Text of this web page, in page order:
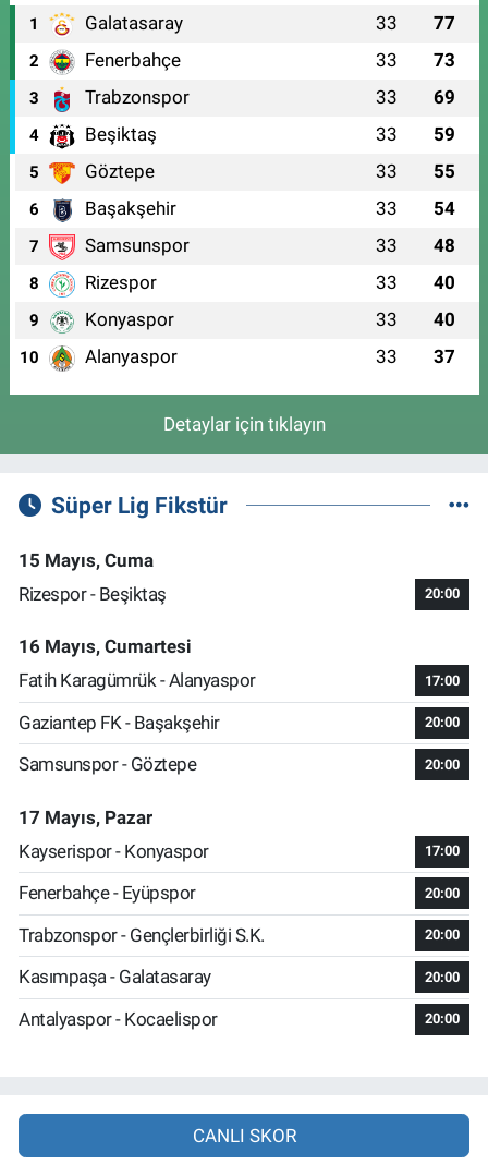
1 Galatasaray 33 77
2 Fenerbahçe 33 73
3 Trabzonspor 33 69
4 Beşiktaş 33 59
5 Göztepe 33 55
6 Başakşehir 33 54
7 Samsunspor 33 48
8 Rizespor 33 40
9 Konyaspor 33 40
10 Alanyaspor 33 37
Detaylar için tıklayın
Süper Lig Fikstür
15 Mayıs, Cuma
Rizespor - Beşiktaş
20:00
16 Mayıs, Cumartesi
Fatih Karagümrük - Alanyaspor
17:00
Gaziantep FK - Başakşehir 20:00
Samsunspor - Göztepe 20:00
17 Mayıs, Pazar
Kayserispor - Konyaspor
17:00
Fenerbahçe - Eyüpspor 20:00
Trabzonspor - Gençlerbirliği S.K. 20:00
Kasımpaşa - Galatasaray 20:00
Antalyaspor - Kocaelispor 20:00
CANLI SKOR